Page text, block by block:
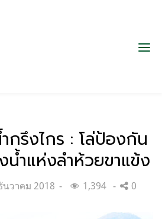
กรึงไกร : โล่ป้องกัน
ำแห่งลำห้วยขาแข้ง
นวาคม 2018 1,394 0